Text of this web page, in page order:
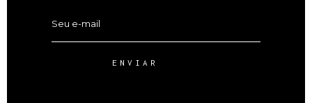
ENVIAR